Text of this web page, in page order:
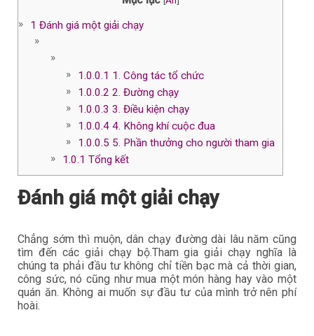
1 Đánh giá một giải chạy
1.0.0.1 1. Công tác tổ chức
1.0.0.2 2. Đường chạy
1.0.0.3 3. Điều kiện chạy
1.0.0.4 4. Không khí cuộc đua
1.0.0.5 5. Phần thưởng cho người tham gia
1.0.1 Tổng kết
Đánh giá một giải chạy
Chẳng sớm thì muộn, dân chạy đường dài lâu năm cũng
tìm đến các giải chạy bộ.Tham gia giải chạy nghĩa là
chúng ta phải đầu tư không chỉ tiền bạc mà cả thời gian,
công sức, nó cũng như mua một món hàng hay vào một
quán ăn. Không ai muốn sự đầu tư của mình trở nên phí
hoài.